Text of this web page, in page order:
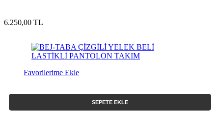
6.250,00 TL
Favorilerime Ekle
SEPETE EKLE